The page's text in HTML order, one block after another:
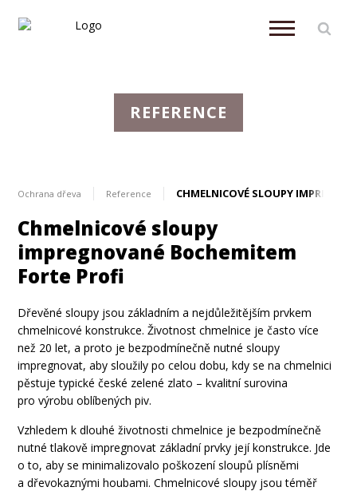
REFERENCE
Ochrana dřeva Reference CHMELNICOVÉ SLOUPY
Chmelnicové sloupy
impregnované Bochemitem
Forte Profi
Dřevěné sloupy jsou základním a nejdůležitějším prvkem
chmelnicové konstrukce. Životnost chmelnice je často více
než 20 let, a proto je bezpodmínečně nutné sloupy
impregnovat, aby sloužily po celou dobu, kdy se na chmelnici
pěstuje typické české zelené zlato – kvalitní surovina
pro výrobu oblíbených piv.
Vzhledem k dlouhé životnosti chmelnice je bezpodmínečně
nutné tlakově impregnovat základní prvky její konstrukce. Jde
o to, aby se minimalizovalo poškození sloupů plísněmi
a dřevokaznými houbami. Chmelnicové sloupy jsou téměř